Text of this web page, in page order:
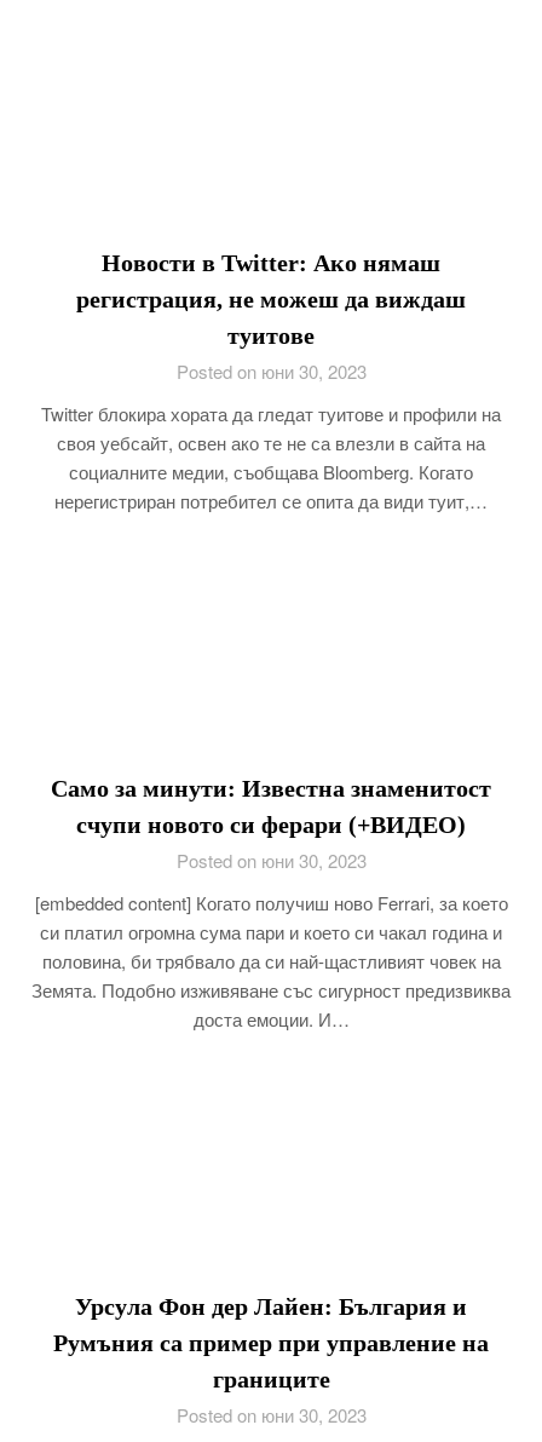
Новости в Twitter: Ако нямаш
регистрация, не можеш да виждаш
туитове
Posted on юни 30, 2023
Twitter блокира хората да гледат туитове и профили на
своя уебсайт, освен ако те не са влезли в сайта на
социалните медии, съобщава Bloomberg. Когато
нерегистриран потребител се опита да види туит,…
Само за минути: Известна знаменитост
счупи новото си ферари (+ВИДЕО)
Posted on юни 30, 2023
[embedded content] Когато получиш ново Ferrari, за което
си платил огромна сума пари и което си чакал година и
половина, би трябвало да си най-щастливият човек на
Земята. Подобно изживяване със сигурност предизвиква
доста емоции. И…
Урсула Фон дер Лайен: България и
Румъния са пример при управление на
границите
Posted on юни 30, 2023